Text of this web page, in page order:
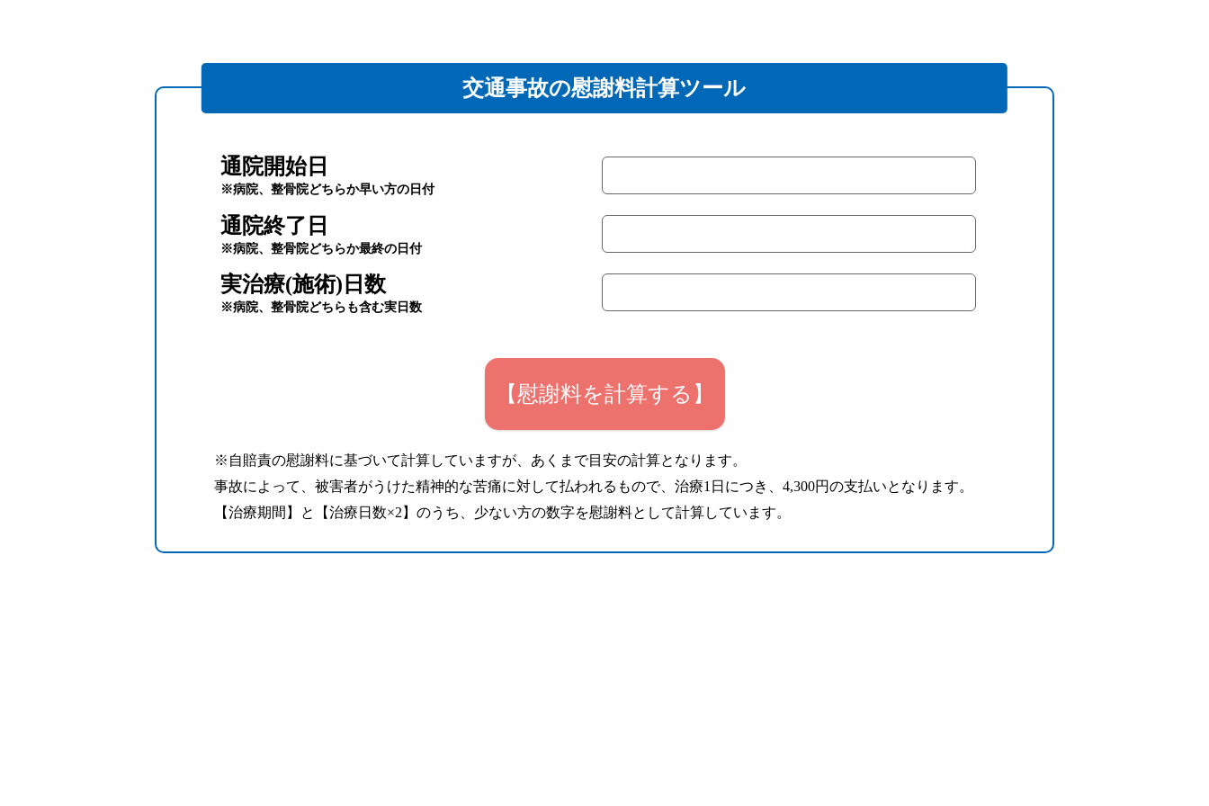
交通事故の慰謝料計算ツール
通院開始日
※病院、整骨院どちらか早い方の日付
通院終了日
※病院、整骨院どちらか最終の日付
実治療(施術)日数
※病院、整骨院どちらも含む実日数
【慰謝料を計算する】
※自賠責の慰謝料に基づいて計算していますが、あくまで目安の計算となります。
事故によって、被害者がうけた精神的な苦痛に対して払われるもので、治療1日につき、4,300円の支払いとなります。
【治療期間】と【治療日数×2】のうち、少ない方の数字を慰謝料として計算しています。